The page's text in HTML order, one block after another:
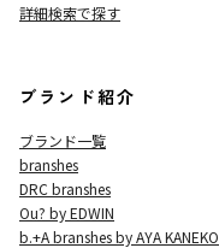
詳細検索で探す
ブランド紹介
ブランド一覧
branshes
DRC branshes
Ou? by EDWIN
b.+A branshes by AYA KANEKO